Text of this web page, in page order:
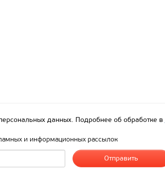
данных. Подробнее об обработке в
и информационных рассылок